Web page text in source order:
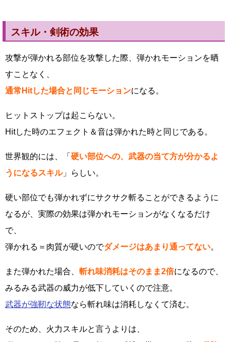
スキル・剣術の効果
攻撃が弾かれる部位を攻撃した際、弾かれモーションを晒
すことなく、
通常Hitした場合と同じモーションになる。
ヒットストップは起こらない。
Hitした時のエフェクト＆音は弾かれた時と同じである。
世界観的には、「 硬い部位への、武器の当て方が分かるよ
うになるスキル」らしい。
硬い部位でも弾かれずにサクサク斬ることができるように
なるが、実際の効果は弾かれモーションがなくなるだけ
で、
弾かれる＝肉質が硬いのでダメージはあまり通ってない。
また弾かれた場合、 斬れ味消耗はそのまま2倍になるので、
みるみる武器の威力が低下していくので注意。
武器が強靭な状態なら斬れ味は消耗しなくて済む。
そのため、火力スキルと言うよりは、